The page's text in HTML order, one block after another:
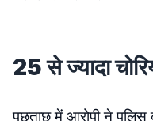
25 से ज्यादा
पूछताछ में आरोपी ने पुलिस